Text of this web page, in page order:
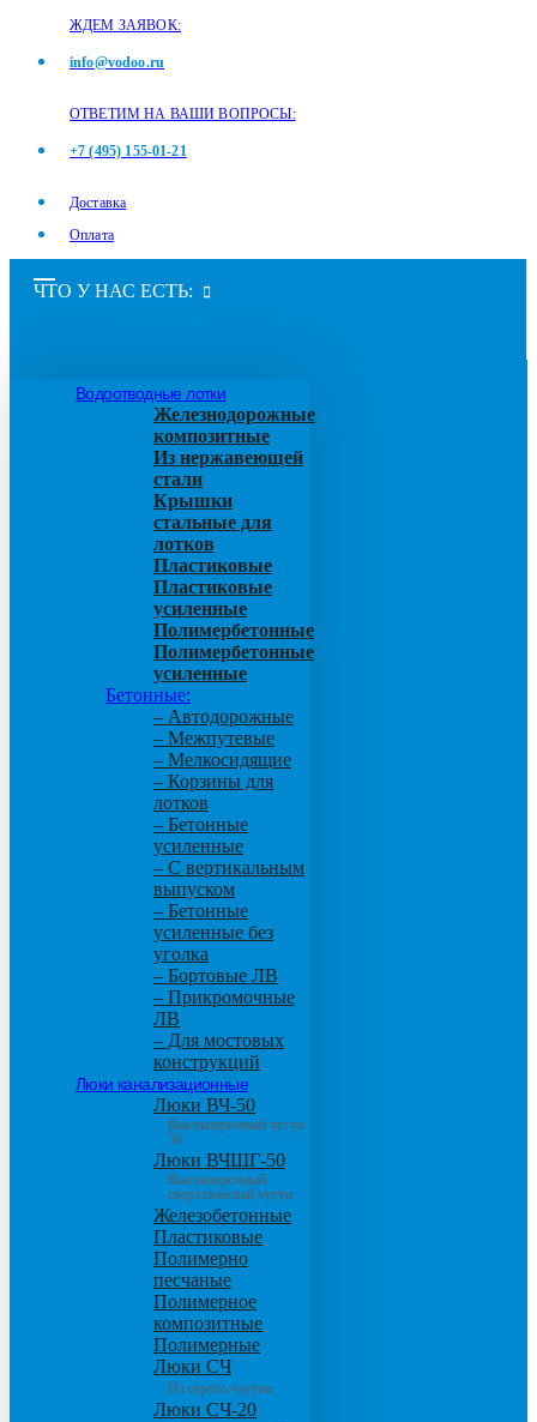
ЖДЕМ ЗАЯВОК:
info@vodoo.ru
ОТВЕТИМ НА ВАШИ ВОПРОСЫ:
+7 (495) 155-01-21
Доставка
Оплата
ЧТО У НАС ЕСТЬ:
Водоотводные лотки
Железнодорожные
композитные
Из нержавеющей
стали
Крышки
стальные для
лотков
Пластиковые
Пластиковые
усиленные
Полимербетонные
Полимербетонные
усиленные
Бетонные:
– Автодорожные
– Межпутевые
– Мелкосидящие
– Корзины для
лотков
– Бетонные
усиленные
– С вертикальным
выпуском
– Бетонные
усиленные без
уголка
– Бортовые ЛВ
– Прикромочные
ЛВ
– Для мостовых
конструкций
Люки канализационные
Люки ВЧ-50
Высокопрочный чугун
50
Люки ВЧШГ-50
Высокопрочный
сверхтяжелый чугун
Железобетонные
Пластиковые
Полимерно
песчаные
Полимерное
композитные
Полимерные
Люки СЧ
Из серого чугуна
Люки СЧ-20